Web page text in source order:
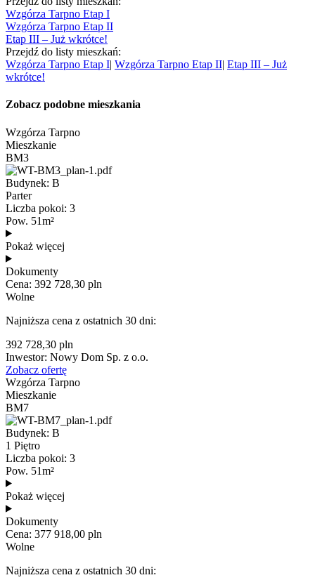
Wzgórza Tarpno Etap I
Wzgórza Tarpno Etap II
Etap III – Już wkrótce!
Przejdź do listy mieszkań:
Wzgórza Tarpno Etap I| Wzgórza Tarpno Etap II| Etap III – Już
wkrótce!
Zobacz podobne mieszkania
Wzgórza Tarpno
Mieszkanie
BM3
Budynek: B
Parter
Liczba pokoi: 3
Pow. 51m²
Pokaż więcej
Dokumenty
Cena: 392 728,30 pln
Wolne
Najniższa cena z ostatnich 30 dni:
392 728,30 pln
Inwestor: Nowy Dom Sp. z o.o.
Zobacz ofertę
Wzgórza Tarpno
Mieszkanie
BM7
Budynek: B
1 Piętro
Liczba pokoi: 3
Pow. 51m²
Pokaż więcej
Dokumenty
Cena: 377 918,00 pln
Wolne
Najniższa cena z ostatnich 30 dni: